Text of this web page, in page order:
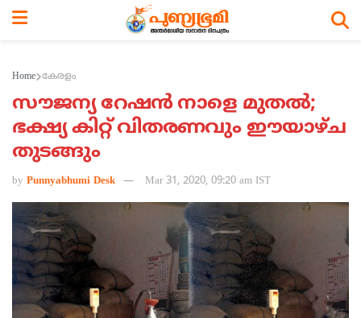
Home കേരളം
സൗജന്യ റേഷന്‍ നാളെ മുതല്‍;
ഭക്ഷ്യ കിറ്റ് വിതരണവും ഈയാഴ്ച
തുടങ്ങും
by Punnyabhumi Desk Mar 31, 2020, 09:20 am IST